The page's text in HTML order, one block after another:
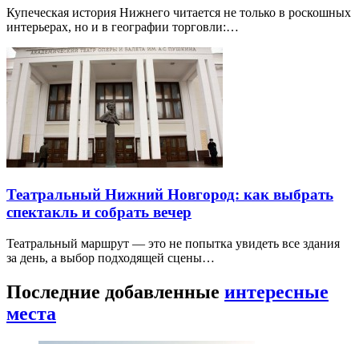
Купеческая история Нижнего читается не только в роскошных
интерьерах, но и в географии торговли:…
Театральный Нижний Новгород: как выбрать
спектакль и собрать вечер
Театральный маршрут — это не попытка увидеть все здания
за день, а выбор подходящей сцены…
Последние добавленные интересные
места